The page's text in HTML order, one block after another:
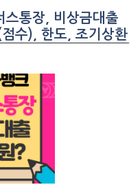
스통장, 비상금대출
수), 한도, 조기상환